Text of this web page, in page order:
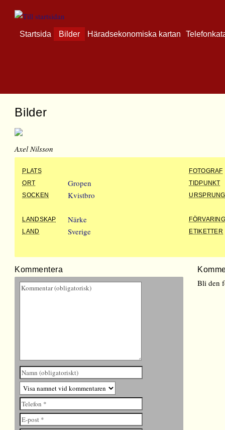
Startsida Bilder Häradsekonomiska kartan
Bilder
Axel Nilsson
PLATS
FOTOGRAF
ORT
Gropen
TIDPUNKT
SOCKEN
Kvistbro URSPRUNG
LANDSKAP Närke
LAND
Sverige ETIKETTER
Kommentera
Bli den